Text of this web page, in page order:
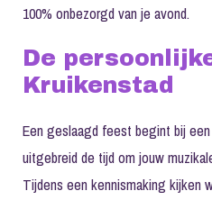
100% onbezorgd van je avond.
De
Kruikenstad
Een geslaagd feest begint bij
uitgebreid de tijd om jouw
Tijdens een kennismaking kijken